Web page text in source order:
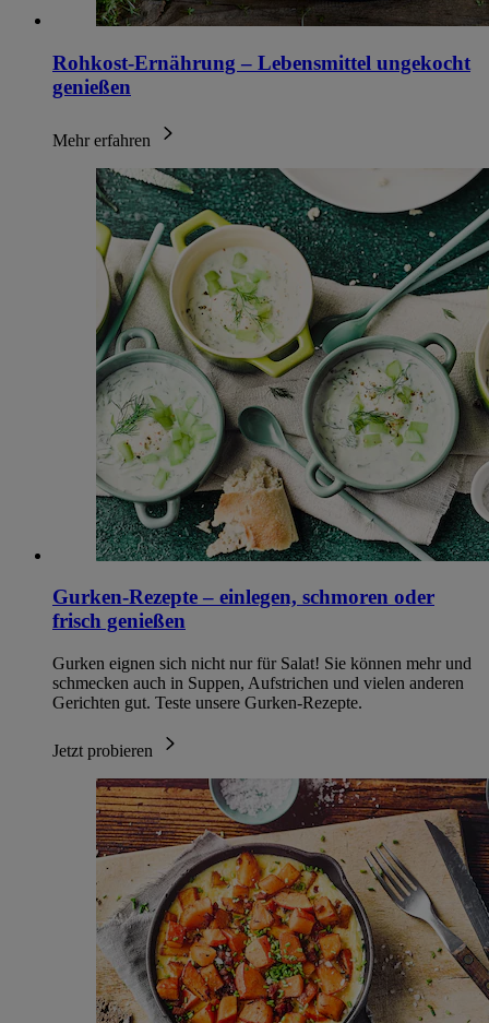
Rohkost-Ernährung – Lebensmittel ungekocht
genießen
Mehr erfahren
Gurken-Rezepte – einlegen, schmoren oder
frisch genießen
Gurken eignen sich nicht nur für Salat! Sie können mehr und
schmecken auch in Suppen, Aufstrichen und vielen anderen
Gerichten gut. Teste unsere Gurken-Rezepte.
Jetzt probieren